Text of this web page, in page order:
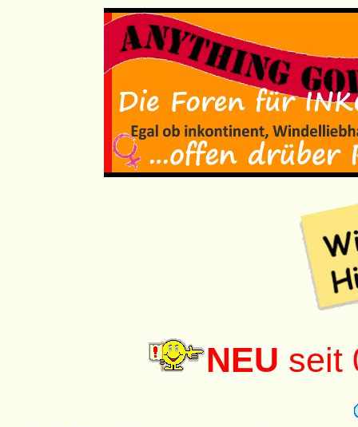
NEU seit